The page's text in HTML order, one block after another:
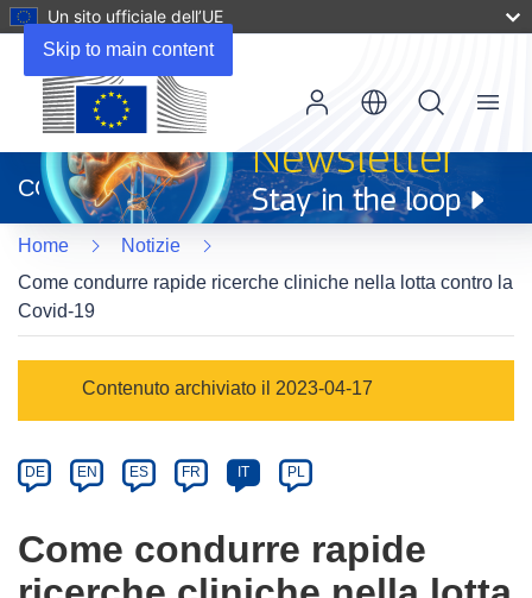
Skip to main content
Un sito ufficiale dell’UE
apre
in
una
nuova
finestra)
CORDIS
Menu
Home
Notizie
Come condurre rapide ricerche cliniche nella lotta contro la
Covid-19
Category
Contenuto archiviato il 2023-04-17
Article
available
the
following
DE EN ES FR IT PL
Come condurre rapide